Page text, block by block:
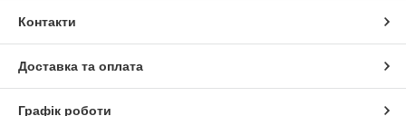
Контакти
Доставка та оплата
Графік роботи